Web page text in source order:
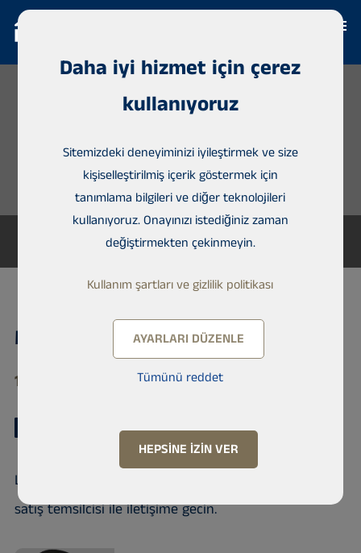
Müstakil ev, Lekki
105102 Lekki phase1, Lekki
Lütfen bu gayrimenkul hakkında daha fazla bilgi için
satış temsilcisi ile iletişime gecin.
Daha iyi hizmet için çerez
kullanıyoruz
Sitemizdeki deneyiminizi iyileştirmek ve size
kişiselleştirilmiş içerik göstermek için
tanımlama bilgileri ve diğer teknolojileri
kullanıyoruz. Onayınızı istediğiniz zaman
değiştirmekten çekinmeyin.
Kullanım şartları ve gizlilik politikası
AYARLARI DÜZENLE
Tümünü reddet
HEPSINE IZIN VER